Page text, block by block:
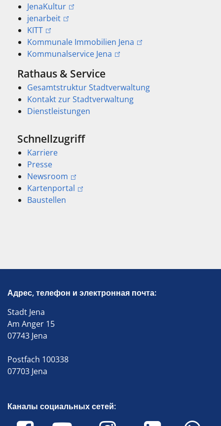
JenaKultur
jenarbeit
KITT
Kommunale Immobilien Jena
Kommunalservice Jena
Rathaus & Service
Gesamtstruktur Stadtverwaltung
Kontakt zur Stadtverwaltung
Dienstleistungen
Schnellzugriff
Karriere
Presse
Newsroom
Kartenportal
Baustellen
Адрес, телефон и электронная почта:
Stadt Jena
Am Anger 15
07743 Jena
Postfach 100338
07703 Jena
Каналы социальных сетей: